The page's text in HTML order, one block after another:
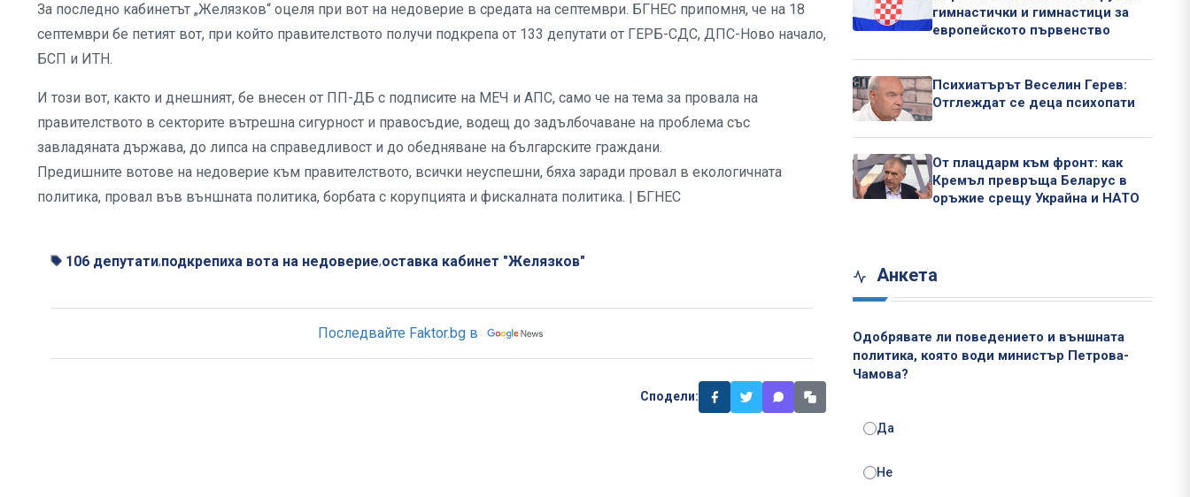
За последно кабинетът „Желязков“ оцеля при вот на недоверие в средата на септември. БГНЕС припомня, че на 18
септември бе петият вот, при който правителството получи подкрепа от 133 депутати от ГЕРБ-СДС, ДПС-Ново начало,
БСП и ИТН.
И този вот, както и днешният, бе внесен от ПП-ДБ с подписите на МЕЧ и АПС, само че на тема за провала на
правителството в секторите вътрешна сигурност и правосъдие, водещ до задълбочаване на проблема със
завладяната държава, до липса на справедливост и до обедняване на българските граждани.
Предишните вотове на недоверие към правителството, всички неуспешни, бяха заради провал в екологичната
политика, провал във външната политика, борбата с корупцията и фискалната политика. | БГНЕС
106 депутати,подкрепиха вота на недоверие,оставка кабинет "Желязков"
Последвайте Faktor.bg в
Сподели:
гимнастички и гимнастици за
европейското първенство
Психиатърът Веселин Герев:
Отглеждат се деца психопати
От плацдарм към фронт: как
Кремъл превръща Беларус в
оръжие срещу Украйна и НАТО
Анкета
Одобрявате ли поведението и външната
политика, която води министър Петрова-
Чамова?
Да
Не